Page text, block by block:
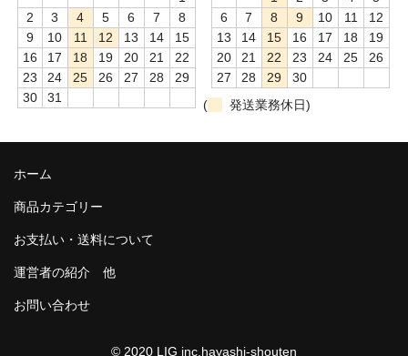
2
3 4 5 6 7
8
9
10 11 12 13 14
15
16
17 18 19 20 21
22
23
24 25 26 27 28
29
30
31
6
7 8 9 10 11
12
13
14 15 16 17 18
19
20
21 22 23 24 25
26
27
28 29
30
(
発送業務休日)
ホーム
商品カテゴリー
お支払い・送料について
運営者の紹介 他
お問い合わせ
© 2020 LIG inc.hayashi-shouten